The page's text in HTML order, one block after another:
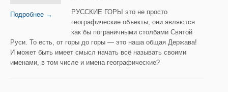
Подробнее →
РУССКИЕ ГОРЫ это не просто
географические объекты, они являются
как бы пограничными столбами Святой
Руси. То есть, от горы до горы — это наша общая Держава!
И может быть имеет смысл начать всё называть своими
именами, в том числе и имена географические?